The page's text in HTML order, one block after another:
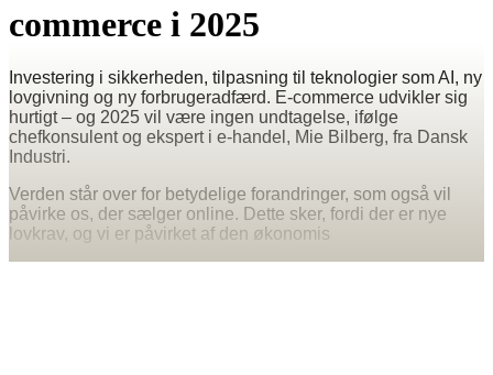
commerce i 2025
Investering i sikkerheden, tilpasning til teknologier som AI, ny
lovgivning og ny forbrugeradfærd. E-commerce udvikler sig
hurtigt – og 2025 vil være ingen undtagelse, ifølge
chefkonsulent og ekspert i e-handel, Mie Bilberg, fra Dansk
Industri.
Verden står over for betydelige forandringer, som også vil
påvirke os, der sælger online. Dette sker, fordi der er nye
lovkrav, og vi er påvirket af den økonomis